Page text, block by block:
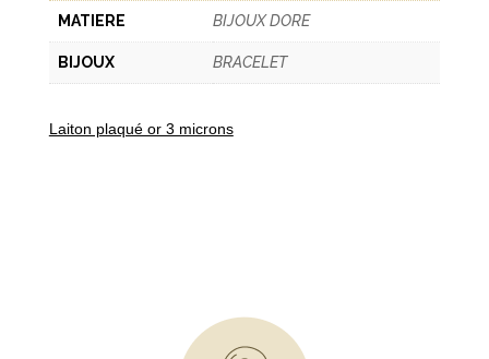
MATIERE BIJOUX DORE
BIJOUX BRACELET
Laiton plaqué or 3 microns